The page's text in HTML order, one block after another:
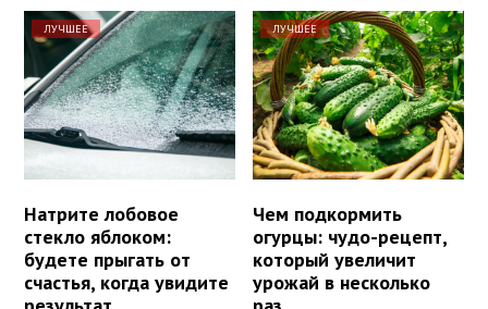
ЛУЧШЕЕ
Натрите лобовое
стекло яблоком:
будете прыгать от
счастья, когда увидите
ЛУЧШЕЕ
Чем подкормить
огурцы: чудо-рецепт,
который увеличит
урожай в несколько